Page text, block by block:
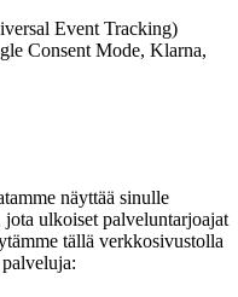
Event Tracking)
Consent Mode, Klarna,
näyttää sinulle
ulkoiset palveluntarjoajat
tällä verkkosivustolla